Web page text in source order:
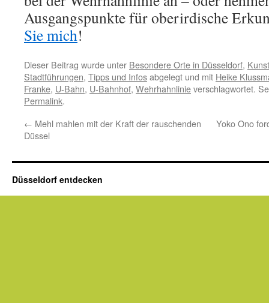
Ausgangspunkte für oberirdische
Sie mich!
Dieser Beitrag wurde unter Besondere Orte in Düsseldorf,
Stadtführungen, Tipps und Infosabgelegt und mit Heike
Franke, U-Bahn, U-Bahnhof, Wehrhahnlinieverschlagwortet.
Permalink.
← Mehl mahlen mit der Kraft der rauschenden
Düssel
Yoko Ono
Düsseldorf entdecken